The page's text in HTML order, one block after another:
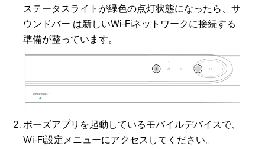
ステータスライトが緑色の点灯状態になったら、サ
ウンドバー は新しいWi-Fiネットワークに接続する
準備が整っています。
ボーズアプリを起動しているモバイルデバイスで、
Wi-Fi設定メニューにアクセスしてください。